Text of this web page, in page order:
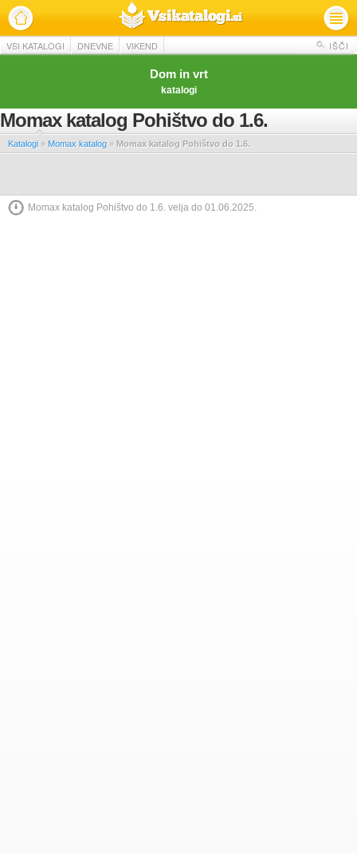
VSI KATALOGI DNEVNE VIKEND IŠČI
Dom in vrt
katalogi
Momax katalog Pohištvo do 1.6.
Katalogi » Momax katalog » Momax katalog Pohištvo do 1.6.
Momax katalog Pohištvo do 1.6. velja do 01.06.2025.